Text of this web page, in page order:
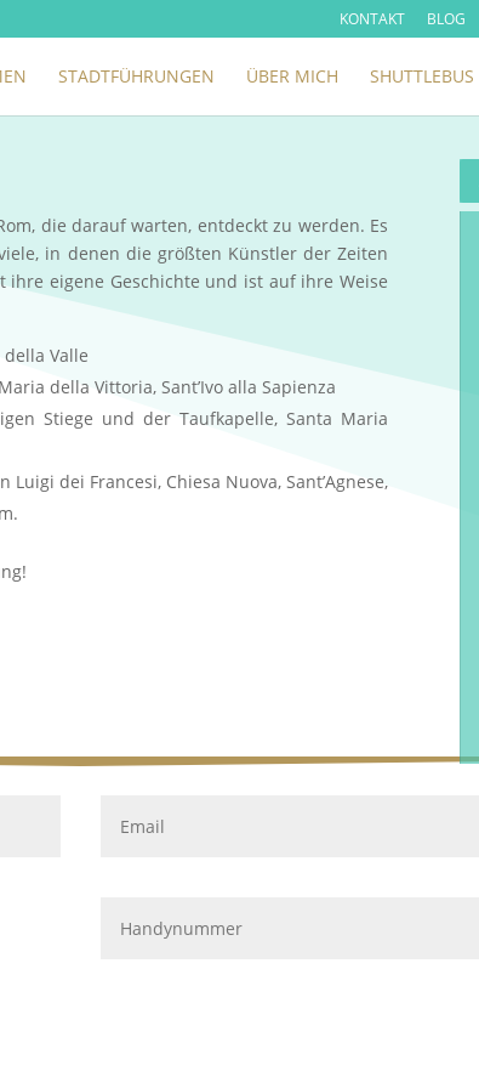
KONTAKT BLOG
STADTFÜHRUNGEN ÜBER MICH SHUTTLEBUS
die darauf warten, entdeckt zu werden. Es
in denen die größten Künstler der Zeiten
eigene Geschichte und ist auf ihre Weise
della Valle
della Vittoria, Sant’Ivo alla Sapienza
Stiege und der Taufkapelle, Santa Maria
Luigi dei Francesi, Chiesa Nuova, Sant’Agnese,